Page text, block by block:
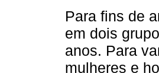
Para fins de
em dois
anos. Para
mulheres e